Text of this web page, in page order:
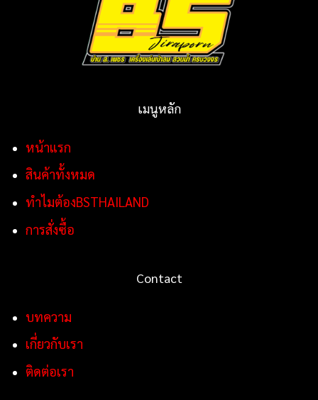
เมนูหลัก
หน้าแรก
สินค้าทั้งหมด
ทำไมต้องBSTHAILAND
การสั่งซื้อ
Contact
บทความ
เกี่ยวกับเรา
ติดต่อเรา